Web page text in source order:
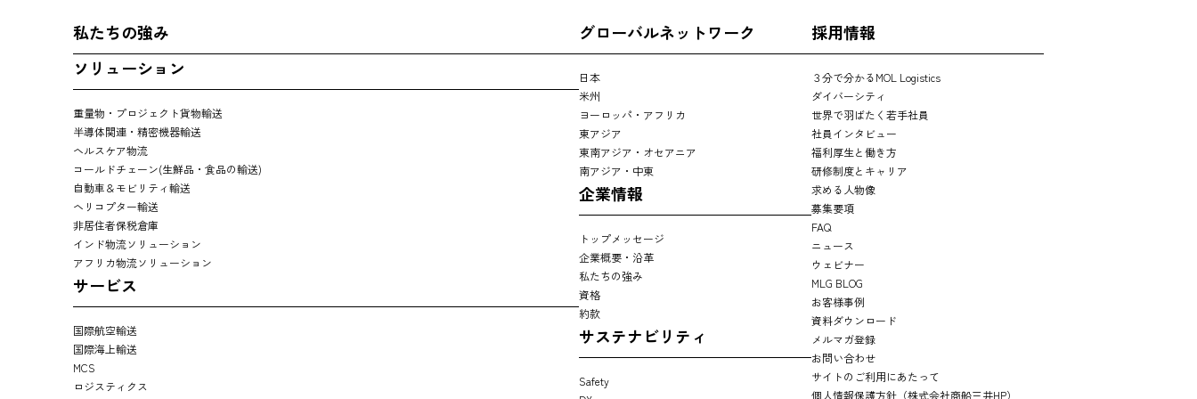
私たちの強み
ソリューション
重量物・プロジェクト貨物輸送
半導体関連・精密機器輸送
ヘルスケア物流
コールドチェーン(生鮮品・食品の輸送)
自動車＆モビリティ輸送
ヘリコプター輸送
非居住者保税倉庫
インド物流ソリューション
アフリカ物流ソリューション
サービス
国際航空輸送
国際海上輸送
MCS
ロジスティクス
グローバルネットワーク
日本
米州
ヨーロッパ・アフリカ
東アジア
東南アジア・オセアニア
南アジア・中東
企業情報
トップメッセージ
企業概要・沿革
私たちの強み
資格
約款
サステナビリティ
Safety
採用情報
３分で分かるMOL Logistics
ダイバーシティ
世界で羽ばたく若手社員
社員インタビュー
福利厚生と働き方
研修制度とキャリア
求める人物像
募集要項
FAQ
ニュース
ウェビナー
MLG BLOG
お客様事例
資料ダウンロード
メルマガ登録
お問い合わせ
サイトのご利用にあたって
個人情報保護方針（株式会社商船三井HP）